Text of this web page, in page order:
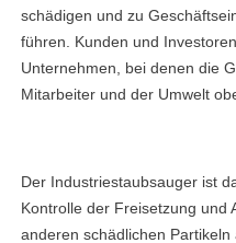
schädigen und zu
führen. Kunden und
Unternehmen, bei denen die
Mitarbeiter und der Umwelt
Der Industriestaubsauger ist
Kontrolle der Freisetzung und
anderen schädlichen